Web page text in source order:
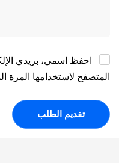
احفظ اسمي، بريدي
المتصفح لاستخدامها المرة